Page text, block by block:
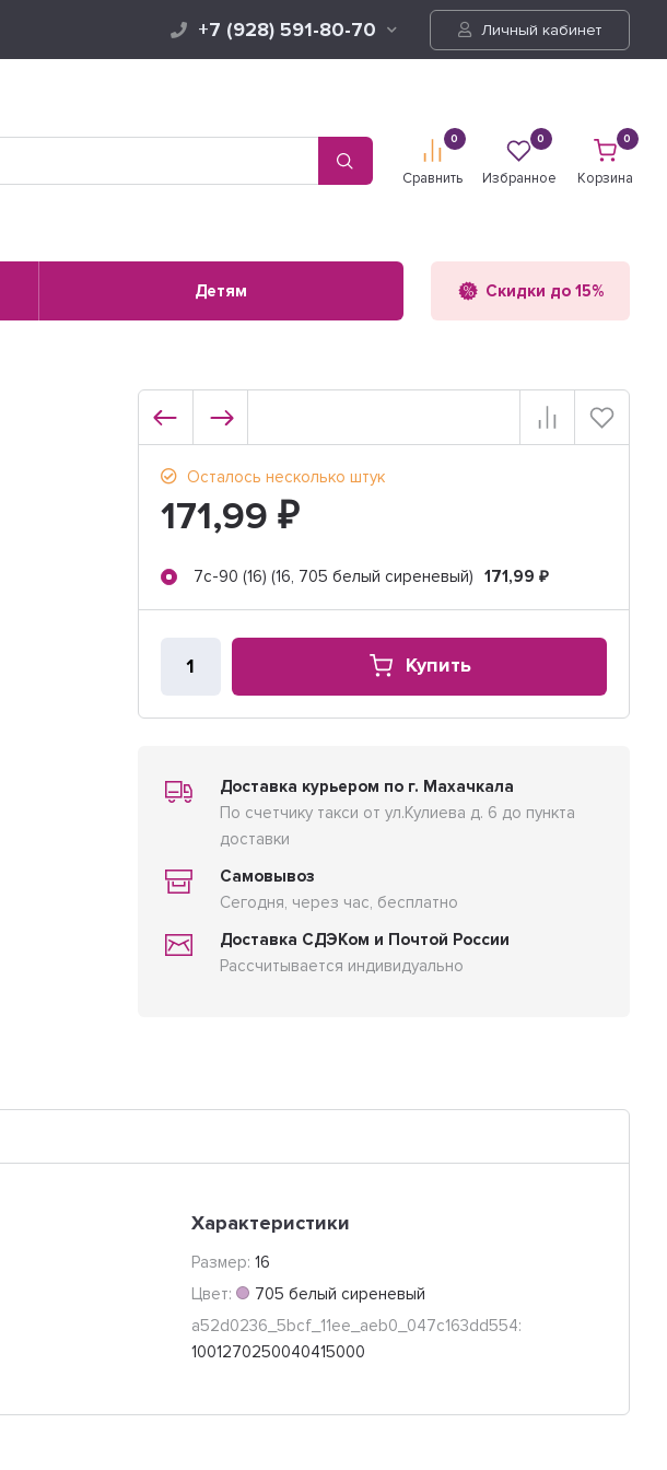
+7 (928) 591-80-70 Личный кабинет
0
Сравнить
0
Избранное
0
Корзина
Детям Скидки до 15%
Осталось несколько штук
171,99 ₽
7с-90 (16) (16, 705 белый сиреневый) 171,99 ₽
Купить
Доставка курьером по г. Махачкала
По счетчику такси от ул.Кулиева д. 6 до пункта
доставки
Самовывоз
Сегодня, через час, бесплатно
Доставка СДЭКом и Почтой России
Рассчитывается индивидуально
Характеристики
Размер: 16
Цвет:
705 белый сиреневый
a52d0236_5bcf_11ee_aeb0_047c163dd554:
1001270250040415000